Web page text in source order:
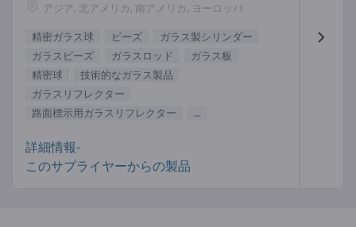
アジア, 北アメリカ, 南アメリカ, ヨーロッパ
精密ガラス球 ビーズ
ガラス製シリンダー
ガラスビーズ
ガラスロッド
ガラス板
精密球
技術的なガラス製品
ガラスリフレクター
路面標示用ガラスリフレクター
...
詳細情報-
このサプライヤーからの製品